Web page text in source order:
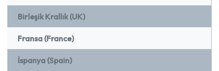
Birleşik Krallık (UK)
Fransa (France)
İspanya (Spain)